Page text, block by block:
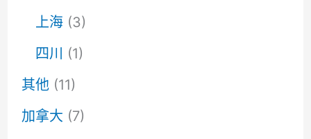
上海(3)
四川
(1)
其他(11)
加拿大 (7)